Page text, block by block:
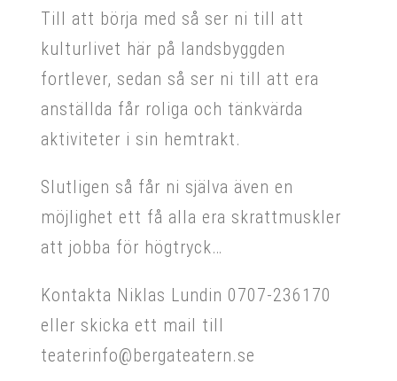
Till att börja med så ser ni till att
kulturlivet här på landsbyggden
fortlever, sedan så ser ni till att era
anställda får roliga och tänkvärda
aktiviteter i sin hemtrakt.
Slutligen så får ni själva även en
möjlighet ett få alla era skrattmuskler
att jobba för högtryck…
Kontakta Niklas Lundin 0707-236170
eller skicka ett mail till
teaterinfo@bergateatern.se